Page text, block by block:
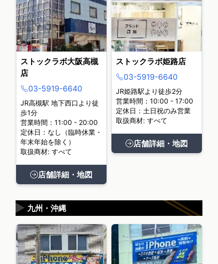
ストックラボ大阪高槻
店
03-5919-6640
JR高槻駅 地下西口より徒
歩1分
営業時間：11:00 - 20:00
定休日：なし（臨時休業・
年末年始を除く）
取扱商材: すべて
店舗詳細・地図
ストックラボ姫路店
03-5919-6640
JR姫路駅より徒歩2分
営業時間：10:00 - 17:00
定休日：土日祝のみ営業
取扱商材: すべて
店舗詳細・地図
九州・沖縄
▶